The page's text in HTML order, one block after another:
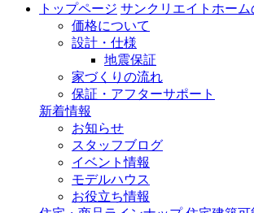
トップページ サンクリエイトホーム
価格について
設計・仕様
地震保証
家づくりの流れ
保証・アフターサポート
新着情報
お知らせ
スタッフブログ
イベント情報
モデルハウス
お役立ち情報